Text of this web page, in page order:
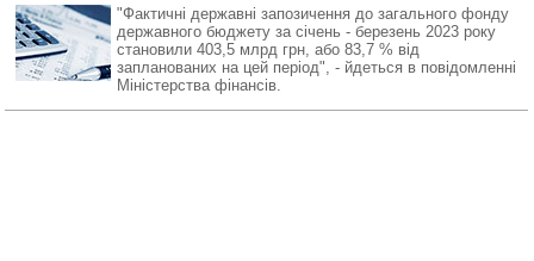
"Фактичні державні запозичення до загального фонду
державного бюджету за січень - березень 2023 року
становили 403,5 млрд грн, або 83,7 % від
запланованих на цей період", - йдеться в повідомленні
Міністерства фінансів.